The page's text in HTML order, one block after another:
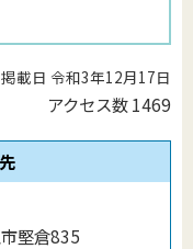
掲載日 令和3年12月17日
アクセス数1469
堅倉835